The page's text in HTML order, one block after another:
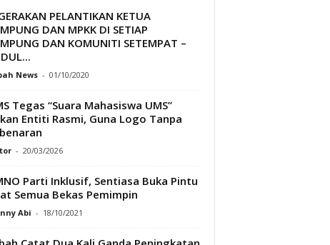
PELANTIKAN KETUA
DAN MPKK DI SETIAP
DAN KOMUNITI SETEMPAT –
News - 01/10/2020
Tegas “Suara Mahasiswa UMS”
Entiti Rasmi, Guna Logo Tanpa
- 20/03/2026
Parti Inklusif, Sentiasa Buka Pintu
Semua Bekas Pemimpin
Abi - 18/10/2021